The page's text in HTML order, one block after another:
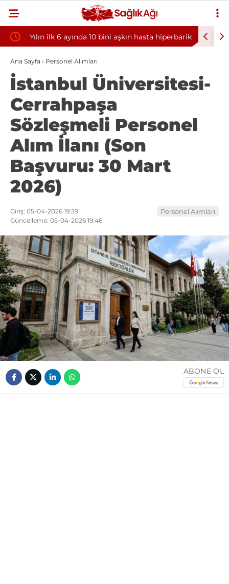
Yılın ilk 6 ayında 10 bini aşkın hasta hiperbarik
oksijen tedavisinden yararlandı
Diş eti
Ana Sayfa › Personel Alımları
İstanbul Üniversitesi-
Cerrahpaşa
Sözleşmeli Personel
Alım İlanı (Son
Başvuru: 30 Mart
2026)
Giriş: 05-04-2026 19:39
Güncelleme: 05-04-2026 19:46
Personel Alımları
ABONE OL